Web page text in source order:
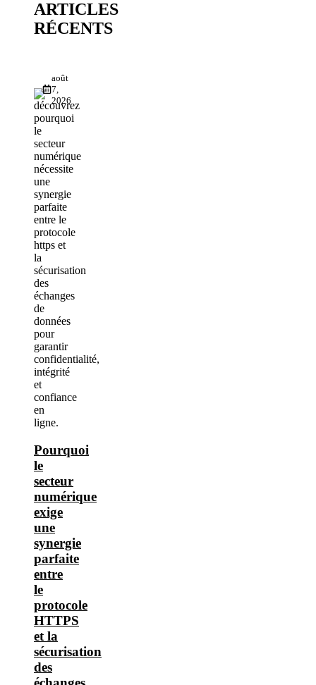
ARTICLES
RÉCENTS
août
7,
2026
Pourquoi
le
secteur
numérique
exige
une
synergie
parfaite
entre
le
protocole
HTTPS
et la
sécurisation
des